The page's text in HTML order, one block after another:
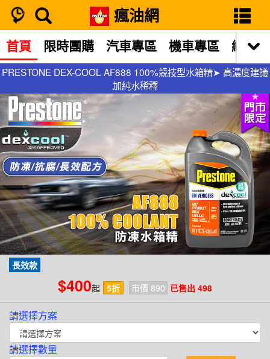
瘋油網
PRESTONE DEX-COOL AF888 100%競技型水箱精➤ 高濃度建議
加純水稀釋
首頁 限時團購 汽車專區 機車專區 網站
PRESTONE DEX-COOL AF888 100%競技型水箱精➤ 高濃度建議
長效款
$400起 5折 市價 890 已售出 498
請選擇方案
請選擇數量